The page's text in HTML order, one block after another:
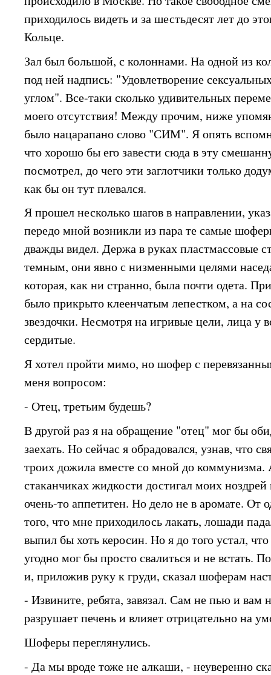
приходилось видеть и за шестьдесят лет до
Кольце.
Зал был большой, с колоннами. На одной из
под ней надпись: "Удовлетворение
углом". Все-таки сколько удивительных
моего отсутствия! Между прочим, ниже
было нацарапано слово "СИМ". Я опять
что хорошо бы его завести сюда в эту
посмотрел, до чего эти заглотчики только
как бы он тут плевался.
Я прошел несколько шагов в направлении,
передо мной возникли из пара те самые
дважды видел. Держа в руках пластмассовые
темным, они явно с низменными целями
которая, как ни странно, была почти одета.
было прикрыто клеенчатым лепестком, а на
звездочки. Несмотря на игривые цели, лица у
сердитые.
Я хотел пройти мимо, но шофер с
меня вопросом:
- Отец, третьим будешь?
В другой раз я на обращение "отец" мог бы
заехать. Но сейчас я обрадовался, узнав, что
троих дожила вместе со мной до коммунизма.
стаканчиках жидкости достигал моих
очень-то аппетитен. Но дело не в аромате. От
того, что мне приходилось лакать, лошади
выпил бы хоть керосин. Но я до того устал,
угодно мог бы просто свалиться и не встать.
и, приложив руку к груди, сказал шоферам
- Извините, ребята, завязал. Сам не пью и вам
разрушает печень и влияет отрицательно на
Шоферы переглянулись.
- Да мы вроде тоже не алкаши, - неуверенно